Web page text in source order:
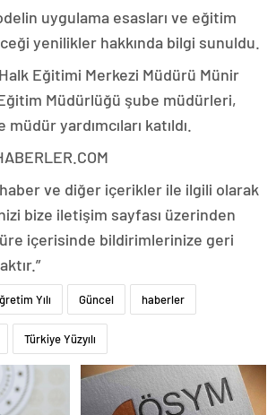
uygulama esasları ve eğitim
yenilikler hakkında bilgi sunuldu.
Eğitimi Merkezi Müdürü Münir
Müdürlüğü şube müdürleri,
yardımcıları katıldı.
haber ve diğer içerikler ile ilgili olarak
bize iletişim sayfası üzerinden
içerisinde bildirimlerinize geri
Yılı Güncel haberler
Türkiye Yüzyılı